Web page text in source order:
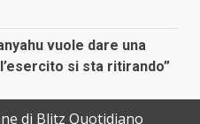
vuole dare una
si sta ritirando”
di Blitz Quotidiano